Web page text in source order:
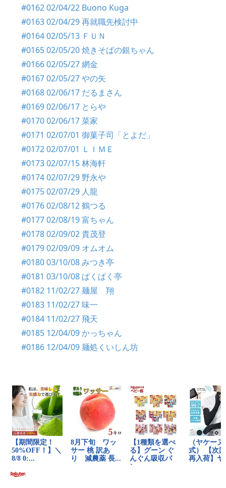
#0162 02/04/22 Buono Kuga
#0163 02/04/29 再就職先検討中
#0164 02/05/13 ＦＵＮ
#0165 02/05/20 焼きそばの銀ちゃん
#0166 02/05/27 網金
#0167 02/05/27 やの矢
#0168 02/06/17 だるまさん
#0169 02/06/17 とらや
#0170 02/06/17 菜家
#0171 02/07/01 御菓子司「とよだ」
#0172 02/07/01 ＬＩＭＥ
#0173 02/07/15 林海軒
#0174 02/07/29 野永や
#0175 02/07/29 人龍
#0176 02/08/12 鶴つる
#0177 02/08/19 富ちゃん
#0178 02/09/02 貴茂登
#0179 02/09/09 オムオム
#0180 03/10/08 みつき亭
#0181 03/10/08 ぱくぱく亭
#0182 11/02/27 麺屋 翔
#0183 11/02/27 味一
#0184 11/02/27 飛天
#0185 12/04/09 かっちゃん
#0186 12/04/09 麺処くいしん坊